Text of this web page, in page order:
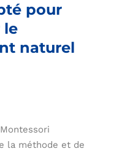
pour
le
naturel
la méthode et de